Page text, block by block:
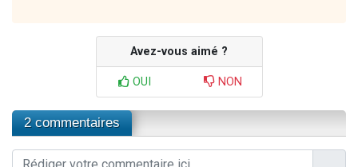
Avez-vous aimé ?
OUI NON
2 commentaires